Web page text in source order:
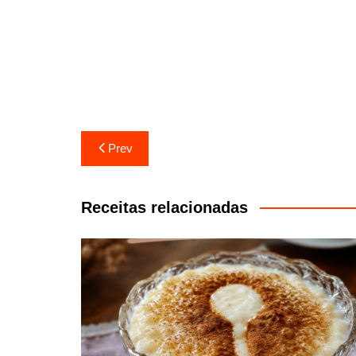
Navegação
de
artigos
Prev
Receitas relacionadas